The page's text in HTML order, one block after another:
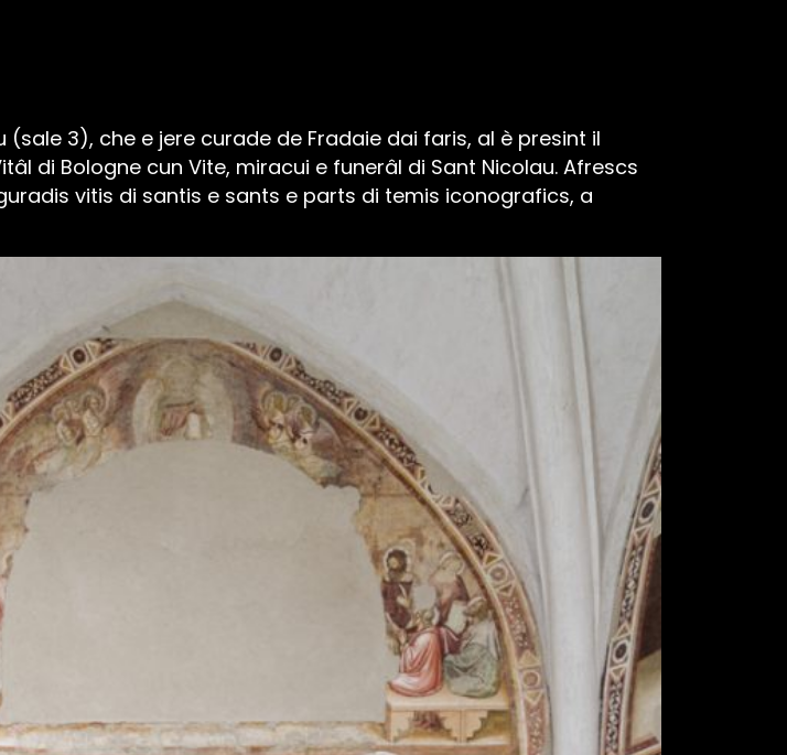
(sale 3), che e jere curade de Fradaie dai faris, al è presint il
di Bologne cun Vite, miracui e funerâl di Sant Nicolau. Afrescs
vitis di santis e sants e parts di temis iconografics, a